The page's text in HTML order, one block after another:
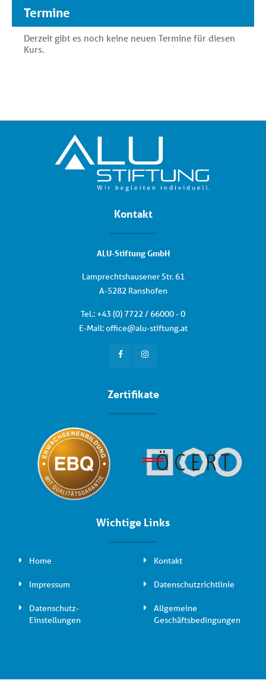
Termine
Derzeit gibt es noch keine neuen Termine für diesen
Kurs.
Kontakt
ALU-Stiftung GmbH
Lamprechtshausener Str. 61
A-5282 Ranshofen
Tel.: +43 (0) 7722 / 66000 - 0
E-Mail:office@alu-stiftung.at
Zertifikate
Wichtige Links
Home Kontakt
Impressum Datenschutzrichtlinie
Datenschutz-
Einstellungen
Allgemeine
Geschäftsbedingungen